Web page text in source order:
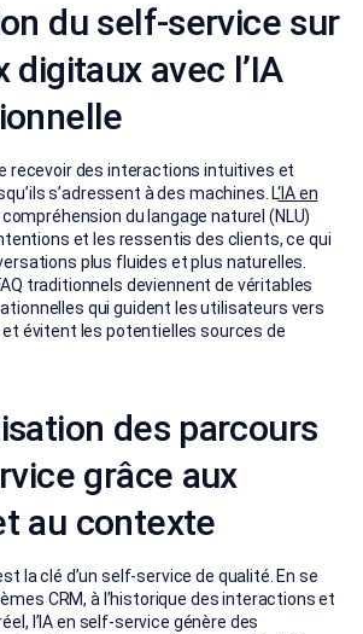
du self‑service sur
digitaux avec l’IA
recevoir des interactions intuitives et
s’adressent à des machines. L‘IA en
du langage naturel (NLU)
et les ressentis des clients, ce qui
plus fluides et plus naturelles.
traditionnels deviennent de véritables
qui guident les utilisateurs vers
évitent les potentielles sources de
des parcours
grâce aux
au contexte
la clé d’un self-service de qualité. En se
CRM, à l’historique des interactions et
l’IA en self‑service génère des